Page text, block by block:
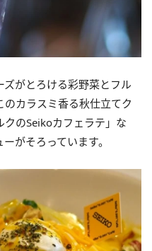
がとろける彩野菜とフル
カラスミ香る秋仕立てク
クのSeikoカフェラテ」な
がそろっています。